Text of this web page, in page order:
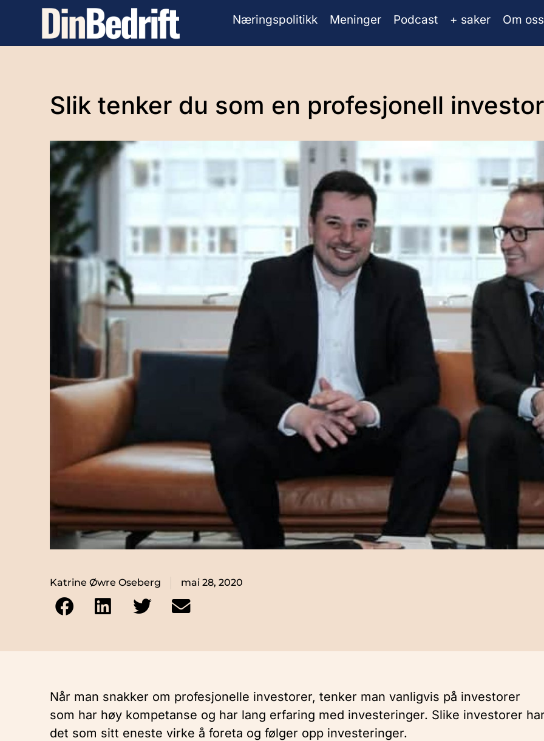
Næringspolitikk Meninger Podcast + saker Om oss
Slik tenker du som en profesjonell investor
Katrine Øwre Oseberg mai 28, 2020
Når man snakker om profesjonelle investorer, tenker man vanligvis på investorer
som har høy kompetanse og har lang erfaring med investeringer. Slike investorer
det som sitt eneste virke å foreta og følger opp investeringer.